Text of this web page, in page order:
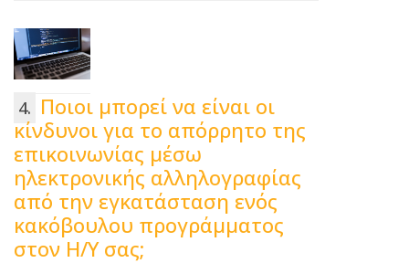
Ποιοι μπορεί να είναι οι
κίνδυνοι για το απόρρητο της
επικοινωνίας μέσω
ηλεκτρονικής αλληλογραφίας
από την εγκατάσταση ενός
κακόβουλου προγράμματος
στον Η/Υ σας;